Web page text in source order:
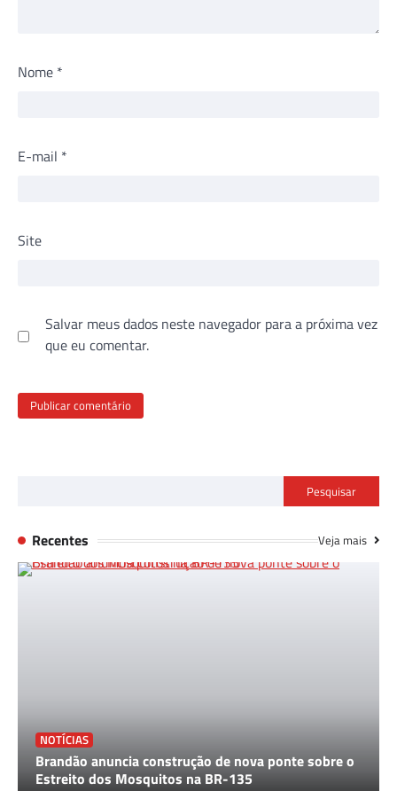
Nome *
E-mail *
Site
Salvar meus dados neste navegador para a próxima vez
que eu comentar.
Pesquisar
Recentes Veja mais
NOTÍCIAS
Brandão anuncia construção de nova ponte sobre o
Estreito dos Mosquitos na BR-135